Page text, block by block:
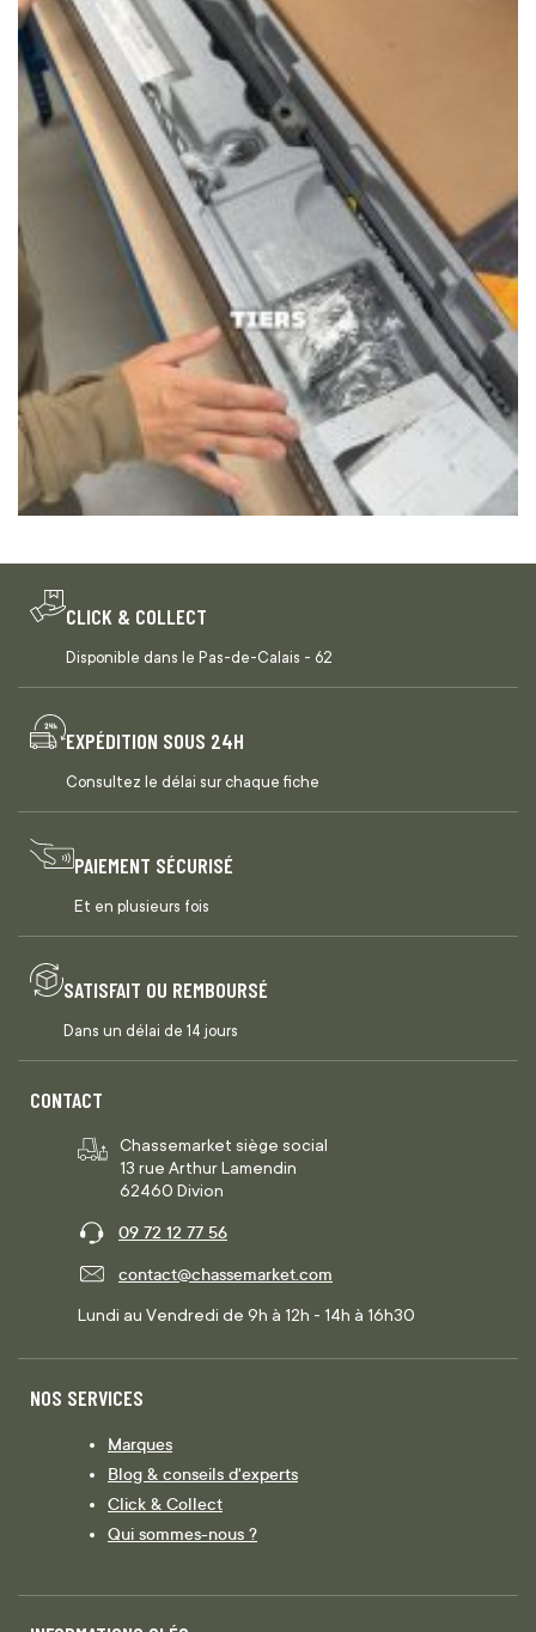
CLICK & COLLECT
Disponible dans le Pas-de-Calais - 62
EXPÉDITION SOUS 24H
Consultez le délai sur chaque fiche
PAIEMENT SÉCURISÉ
Et en plusieurs fois
SATISFAIT OU REMBOURSÉ
Dans un délai de 14 jours
CONTACT
Chassemarket siège social
13 rue Arthur Lamendin
62460 Divion
09 72 12 77 56
contact@chassemarket.com
Lundi au Vendredi de 9h à 12h - 14h à 16h30
NOS SERVICES
Marques
Blog & conseils d'experts
Click & Collect
Qui sommes-nous ?